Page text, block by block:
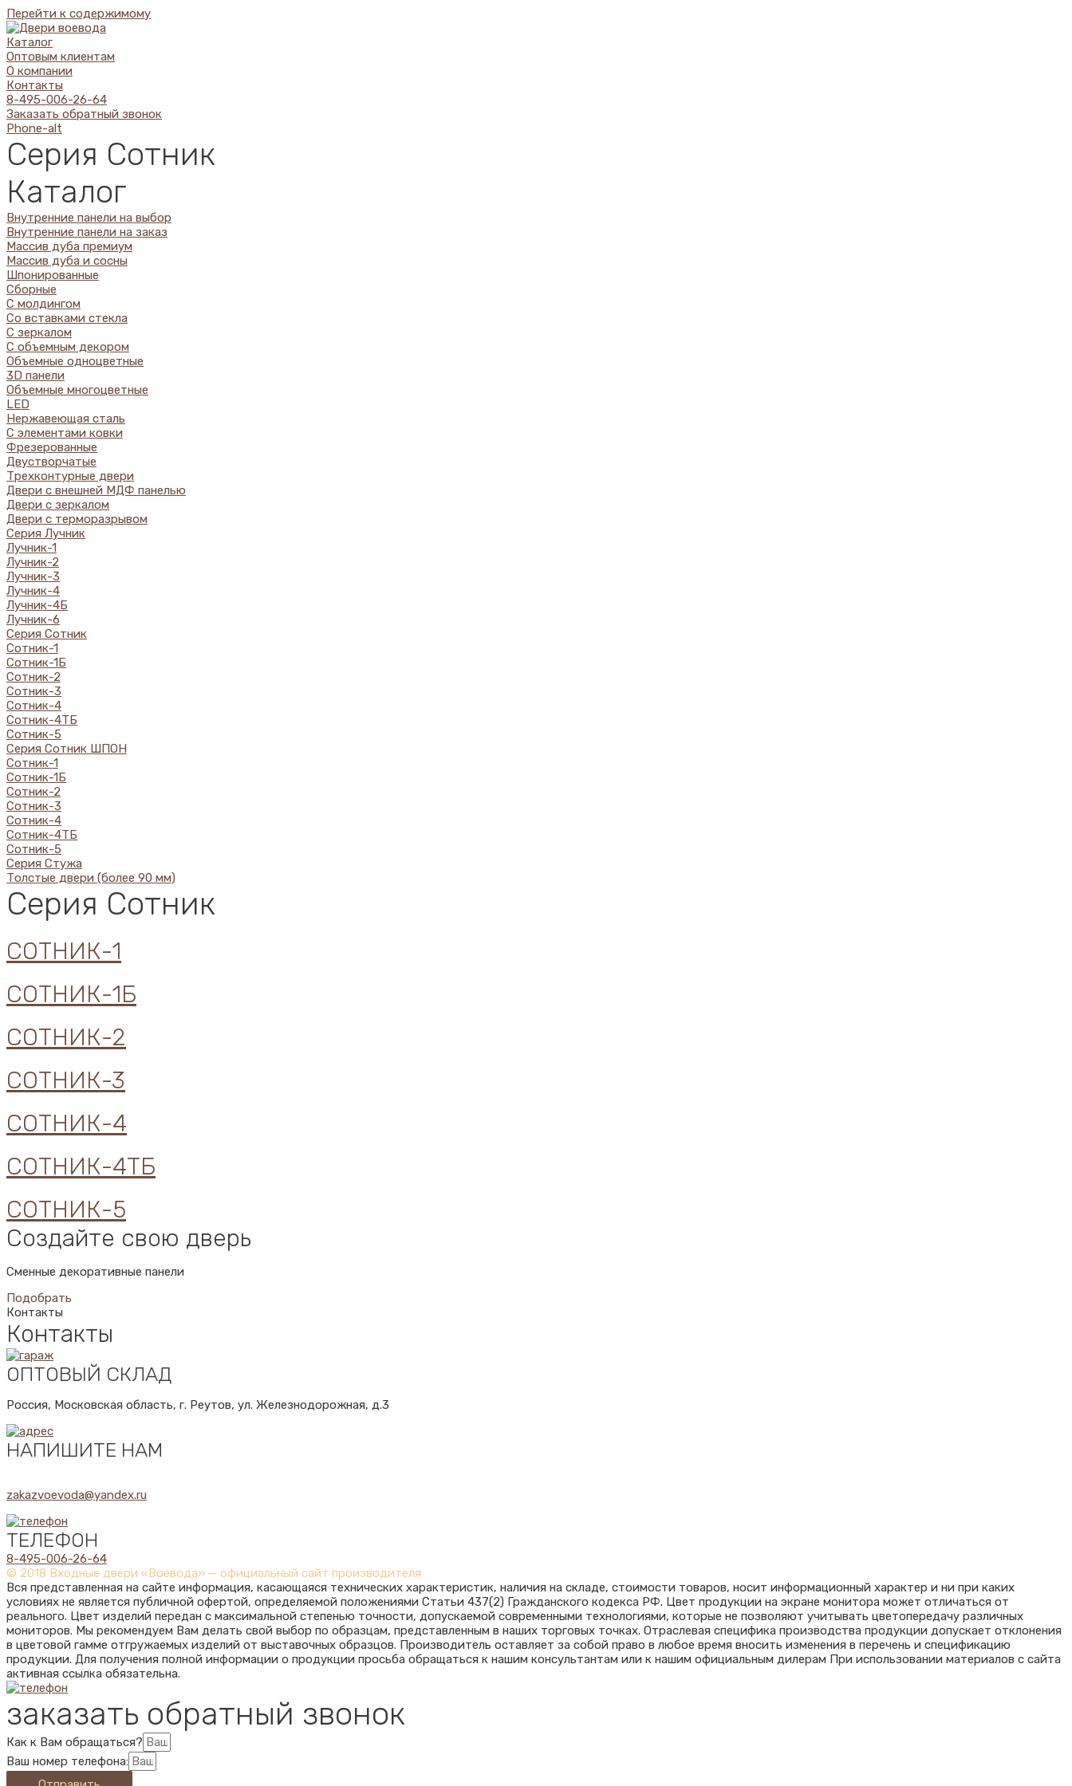
Перейти к содержимому
Каталог
Оптовым клиентам
О компании
Контакты
8-495-006-26-64
Заказать обратный звонок
Phone-alt
Серия Сотник
Каталог
Внутренние панели на выбор
Внутренние панели на заказ
Массив дуба премиум
Массив дуба и сосны
Шпонированные
Сборные
С молдингом
Со вставками стекла
С зеркалом
С объемным декором
Объемные одноцветные
3D панели
Объемные многоцветные
LED
Нержавеющая сталь
С элементами ковки
Фрезерованные
Двустворчатые
Трехконтурные двери
Двери с внешней МДФ панелью
Двери с зеркалом
Двери с терморазрывом
Серия Лучник
Лучник-1
Лучник-2
Лучник-3
Лучник-4
Лучник-4Б
Лучник-6
Серия Сотник
Сотник-1
Сотник-1Б
Сотник-2
Сотник-3
Сотник-4
Сотник-4ТБ
Сотник-5
Серия Сотник ШПОН
Сотник-1
Сотник-1Б
Сотник-2
Сотник-3
Сотник-4
Сотник-4ТБ
Сотник-5
Серия Стужа
Толстые двери (более 90 мм)
Серия Сотник
СОТНИК-1
СОТНИК-1Б
СОТНИК-2
СОТНИК-3
СОТНИК-4
СОТНИК-4ТБ
СОТНИК-5
Создайте свою дверь
Сменные декоративные панели
Подобрать
Контакты
Контакты
ОПТОВЫЙ СКЛАД
Россия, Московская область, г. Реутов, ул. Железнодорожная, д.3
НАПИШИТЕ НАМ
zakazvoevoda@yandex.ru
ТЕЛЕФОН
8-495-006-26-64
© 2018 Входные двери «Воевода» — официальный сайт производителя
Вся представленная на сайте информация, касающаяся технических характеристик, наличия на складе, стоимости товаров, носит информационный характер и ни при каких
условиях не является публичной офертой, определяемой положениями Статьи 437(2) Гражданского кодекса РФ. Цвет продукции на экране монитора может отличаться от
реального. Цвет изделий передан с максимальной степенью точности, допускаемой современными технологиями, которые не позволяют учитывать цветопередачу различных
мониторов. Мы рекомендуем Вам делать свой выбор по образцам, представленным в наших торговых точках. Отраслевая специфика производства продукции допускает отклонения
в цветовой гамме отгружаемых изделий от выставочных образцов. Производитель оставляет за собой право в любое время вносить изменения в перечень и спецификацию
продукции. Для получения полной информации о продукции просьба обращаться к нашим консультантам или к нашим официальным дилерам При использовании материалов с сайта
активная ссылка обязательна.
заказать обратный звонок
Как к Вам обращаться?
Ваш номер телефона: